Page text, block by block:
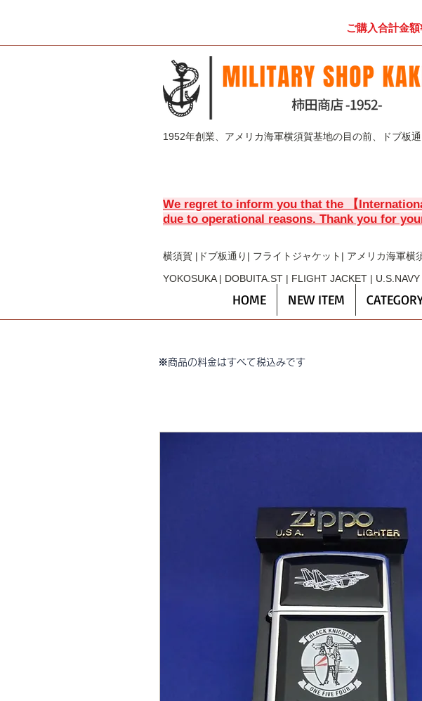
ご購入合計金
1952年創業、アメリカ海軍横須賀基地の目の前、ドブ板
We regret to inform you that the 【
due to operational reasons. Thank you for
横須賀 |ドブ板通り| フライト ジャケット| アメリカ海軍横
YOKOSUKA | DOBUITA.ST | FLIGHT JACKET |
HOME NEW ITEM
※商品の料金はすべて税込みです